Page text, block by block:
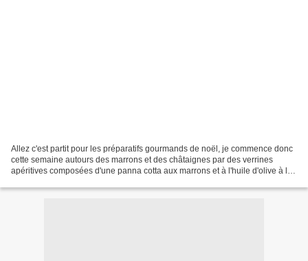
Allez c'est partit pour les préparatifs gourmands de noël, je commence donc
cette semaine autours des marrons et des châtaignes par des verrines
apéritives composées d'une panna cotta aux marrons et à l'huile d'olive à la